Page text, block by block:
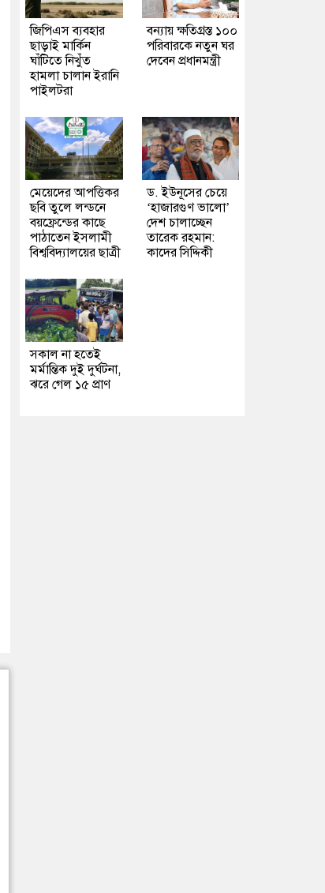
জিপিএস ব্যবহার
ছাড়াই মার্কিন
ঘাঁটিতে নিখুঁত
হামলা চালান ইরানি
পাইলটরা
বন্যায় ক্ষতিগ্রস্ত ১০০
পরিবারকে নতুন ঘর
দেবেন প্রধানমন্ত্রী
মেয়েদের আপত্তিকর
ছবি তুলে লন্ডনে
বয়ফ্রেন্ডের কাছে
পাঠাতেন ইসলামী
বিশ্ববিদ্যালয়ের ছাত্রী
ড. ইউনূসের চেয়ে
‘হাজারগুণ ভালো’
দেশ চালাচ্ছেন
তারেক রহমান:
কাদের সিদ্দিকী
সকাল না হতেই
মর্মান্তিক দুই দুর্ঘটনা,
ঝরে গেল ১৫ প্রাণ